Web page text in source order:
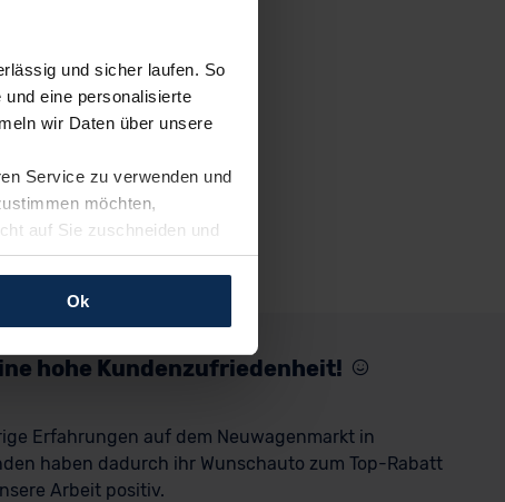
und sicher laufen. So
eine personalisierte
wir Daten über unsere
Service zu verwenden und
möchten,
auf Sie zuschneiden und
jederzeit anpassen
Soweit eine
eines
zu den bestehenden
datenschutz@meinauto.de
Ok
hohe Kundenzufriedenheit!
Erfahrungen auf dem Neuwagenmarkt in
haben dadurch ihr Wunschauto zum Top-Rabatt
Arbeit positiv.